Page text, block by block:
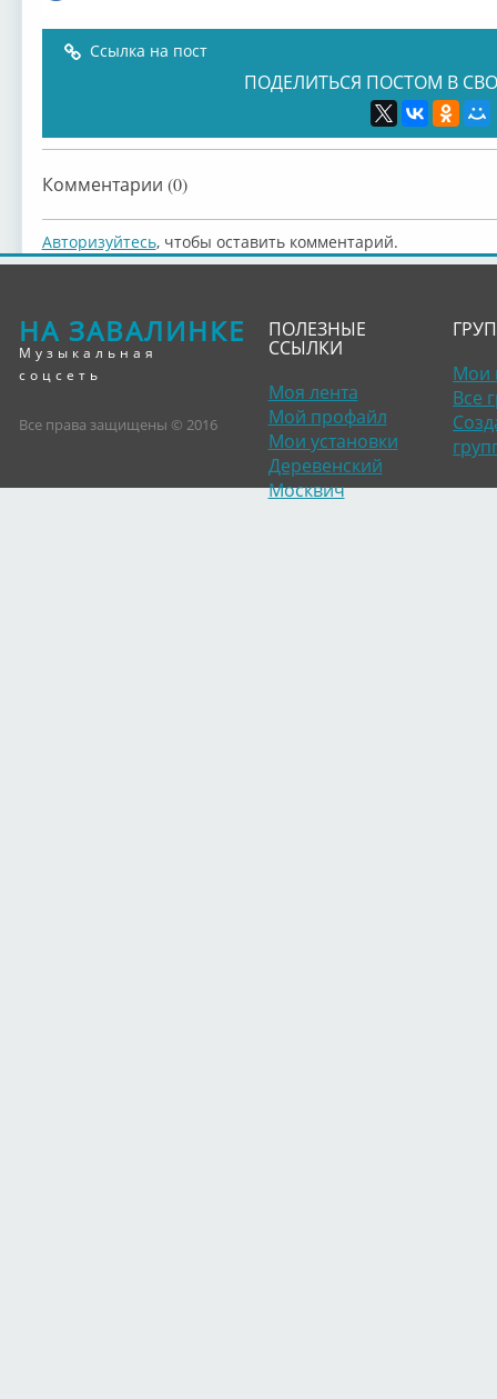
Ссылка на пост
ПОДЕЛИТЬСЯ ПОСТОМ В
Комментарии (0)
Авторизуйтесь, чтобы оставить комментарий.
НА ЗАВАЛИНКЕ
Музыкальная
соцсеть
Все права защищены © 2016
ПОЛЕЗНЫЕ
ССЫЛКИ
Моя лента
Мой профайл
Мои установки
Деревенский
Москвич
Мои
Все